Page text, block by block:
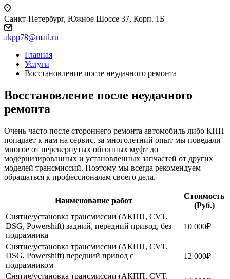
Санкт-Петербург, Южное Шоссе 37, Корп. 1Б
akpp78@mail.ru
Главная
Услуги
Восстановление после неудачного ремонта
Восстановление после неудачного
ремонта
Очень часто после стороннего ремонта автомобиль либо КПП
попадает к нам на сервис, за многолетний опыт мы поведали
многое от перевернутых обгонных муфт до
модернизированных и установленных запчастей от других
моделей трансмиссий. Поэтому мы всегда рекомендуем
обращаться к профессионалам своего дела.
Наименование работ
Стоимость
(Руб.)
Снятие/установка трансмиссии (АКПП, CVT,
DSG, Powershift) задний, передний привод, без
подрамника
10 000₽
Снятие/установка трансмиссии (АКПП, CVT,
DSG, Powershift) передний привод с
подрамником
12 000₽
Снятие/установка трансмиссии (АКПП, CVT,